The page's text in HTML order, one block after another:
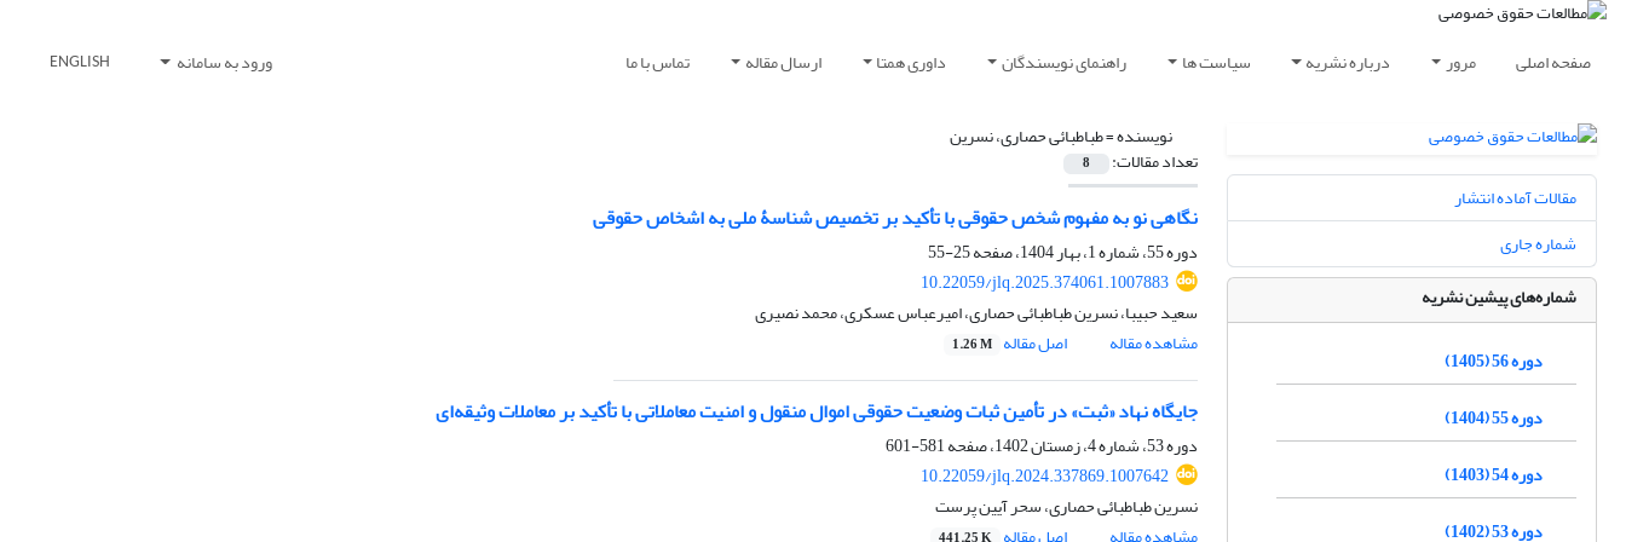
صفحه اصلی مرور درباره نشریه سیاست ها راهنمای نویسندگان داوری همتا ارسال مقاله تماس با ما ورود به سامانه ENGLISH
نویسنده =طباطبائی حصاری، نسرین
تعداد مقالات: 8
نگاهی نو به مفهوم شخص حقوقی با تأکید بر تخصیص شناسۀ ملی به اشخاص حقوقی
دوره 55، شماره 1، بهار 1404، صفحه
25-55
10.22059/jlq.2025.374061.1007883
سعید حبیبا، نسرین طباطبائی حصاری، امیرعباس عسکری، محمد نصیری
مشاهده مقاله
اصل مقاله 1.26 M
جایگاه نهاد «ثبت» در تأمین ثبات وضعیت حقوقی اموال منقول و امنیت معاملاتی با تأکید بر معاملات وثیقه‌ای
دوره 53، شماره 4، زمستان 1402، صفحه
581-601
10.22059/jlq.2024.337869.1007642
نسرین طباطبائی حصاری، سحر آیین پرست
مقالات آماده انتشار
شماره جاری
شماره‌های پیشین نشریه
دوره 56 (1405)
دوره 55 (1404)
دوره 54 (1403)
دوره 53 (1402)